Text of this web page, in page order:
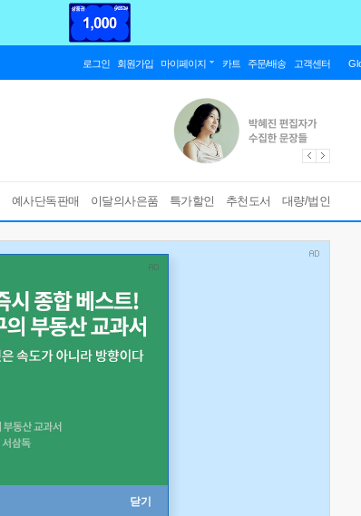
로그인 회원가입 마이페이지 카트 주문/배송 고객센터
예사단독판매 이달의사은품 특가할인 추천도서 대량/법인
닫기